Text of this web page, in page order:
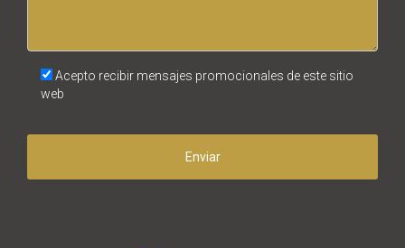
Acepto recibir mensajes promocionales de este sitio
web
Enviar